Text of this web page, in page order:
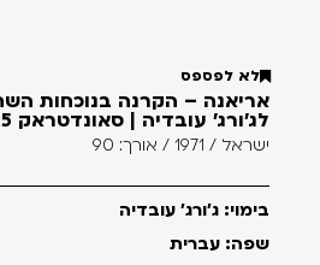
לא לפספס
אריאנה – הקרנה בנוכחות
לג'ורג' עובדיה | סאונדטראק 2025
ישראל / 1971 / אורך: 90
בימוי: ג'ורג' עובדיה
שפה: עברית